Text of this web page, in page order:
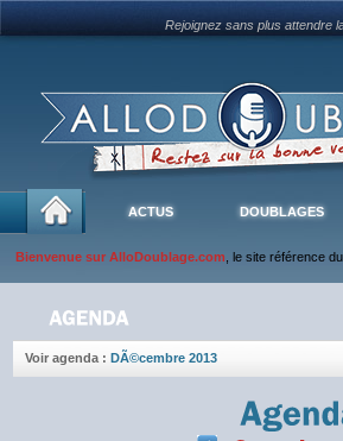
Rejoignez sans plus attendre
ACTUS DOUBLAGES
Bienvenue sur AlloDoublage.com , le site référence
Voir agenda : DÃ©cembre 2013